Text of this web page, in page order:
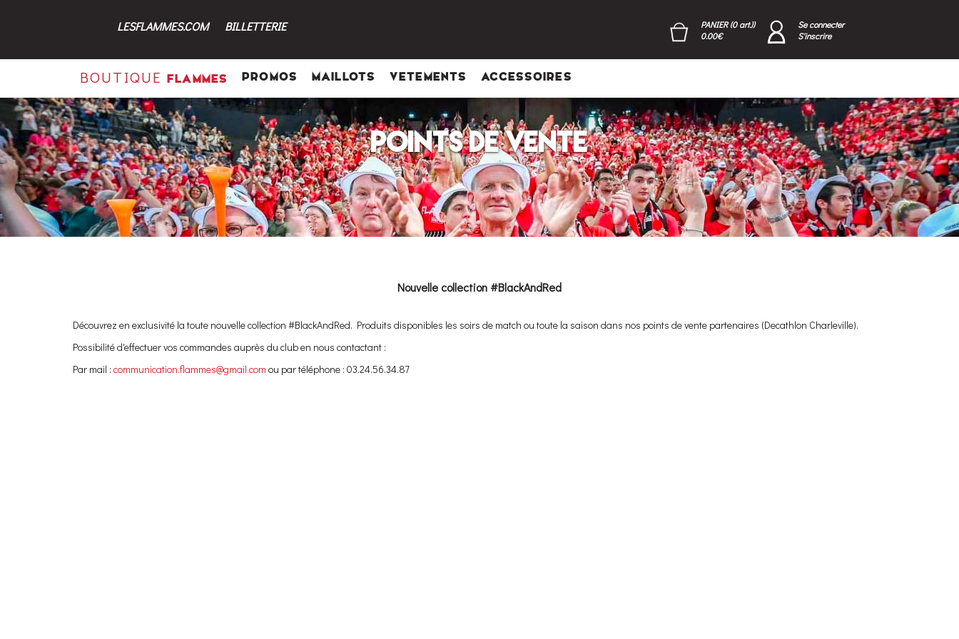
LESFLAMMES.COM BILLETTERIE
PANIER (0 art.))
0.00€
Se connecter
S'inscrire
BOUTIQUE FLAMMES PROMOS MAILLOTS VETEMENTS ACCESSOIRES
POINTS DE VENTE
Nouvelle collection #BlackAndRed
Découvrez en exclusivité la toute nouvelle collection #BlackAndRed. Produits disponibles les soirs de match ou toute la saison dans nos points de vente partenaires (Decathlon Charleville).
Possibilité d'effectuer vos commandes auprès du club en nous contactant :
Par mail : communication.flammes@gmail.com ou par téléphone : 03.24.56.34.87